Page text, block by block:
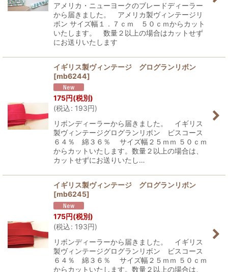
アメリカ・ニューヨークのブレードディーラー
から届きました。 アメリカ製ヴィンテージリ
ボン サイズ幅１．７ｃｍ ５０ｃｍからカット
いたします。 数量２以上の場合はカットせず
にお送りいたします
イギリス製ヴィンテージ グログランリボン
[mb6244]
175円(税別)
(税込: 193円)
リボンディーラーから届きました。 イギリス
製ヴィンテージグログランリボン ビスコース
６４％ 綿３６％ サイズ幅２５ｍｍ ５０ｃｍ
からカットいたします。数量２以上の場合は、
カットせずにお送りいたし…
イギリス製ヴィンテージ グログランリボン
[mb6245]
175円(税別)
(税込: 193円)
リボンディーラーから届きました。 イギリス
製ヴィンテージグログランリボン ビスコース
６４％ 綿３６％ サイズ幅２５ｍｍ ５０ｃｍ
からカットいたします。数量２以上の場合は、